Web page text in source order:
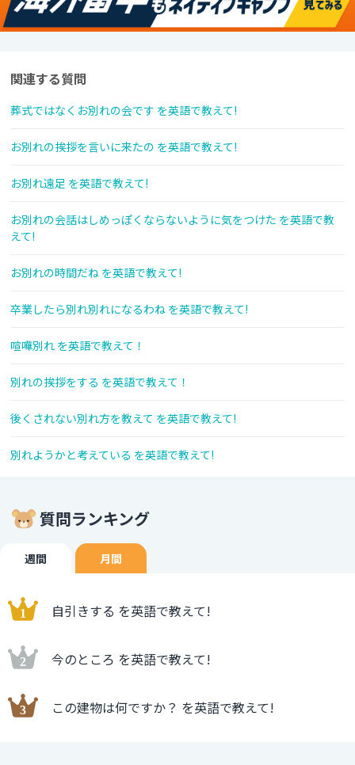
関連する質問
葬式ではなくお別れの会です を英語で教えて!
お別れの挨拶を言いに来たの を英語で教えて!
お別れ遠足 を英語で教えて!
お別れの会話はしめっぽくならないように気をつけた を英語で教
えて!
お別れの時間だね を英語で教えて!
卒業したら別れ別れになるわね を英語で教えて!
喧嘩別れ を英語で教えて！
別れの挨拶をする を英語で教えて！
後くされない別れ方を教えて を英語で教えて!
別れようかと考えている を英語で教えて!
質問ランキング
週間 月間
自引きする を英語で教えて!
今のところ を英語で教えて!
この建物は何ですか？ を英語で教えて!